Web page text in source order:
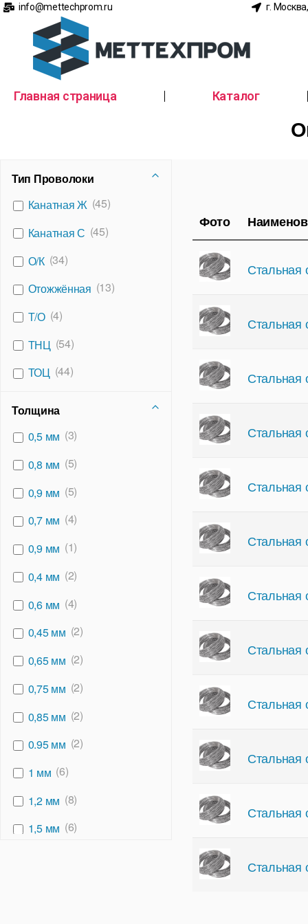
info@mettechprom.ru г.
Главная страница Каталог
Тип Проволоки
Канатная Ж (45)
Канатная С (45)
О/К (34)
Отожжённая (13)
Т/О (4)
ТНЦ (54)
ТОЦ (44)
Толщина
0,5 мм (3)
0,8 мм (5)
0,9 мм (5)
0,7 мм (4)
0,9 мм (1)
0,4 мм (2)
0,6 мм (4)
0,45 мм (2)
0,65 мм (2)
0,75 мм (2)
0,85 мм (2)
0.95 мм (2)
1 мм (6)
1,2 мм (8)
1,5 мм (6)
Фото
Стальная
Стальная
Стальная
Стальная
Стальная
Стальная
Стальная
Стальная
Стальная
Стальная
Стальная
Стальная